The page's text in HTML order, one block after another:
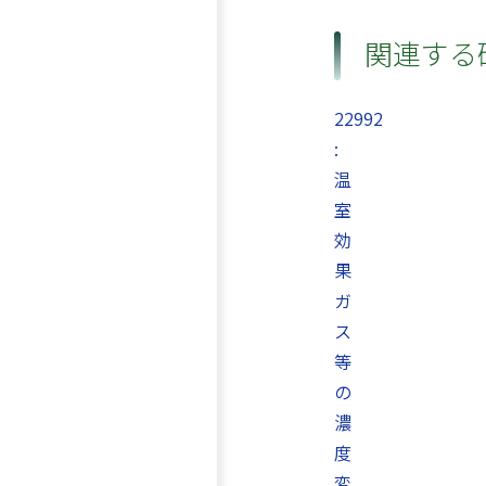
関連す
22992
:
温
室
効
果
ガ
ス
等
の
濃
度